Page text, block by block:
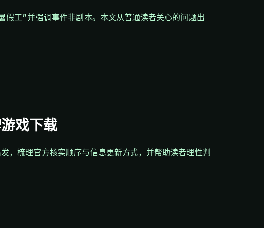
工”并强调事件非剧本。本文从普通读者关心的问题出
戏下载
，梳理官方核实顺序与信息更新方式，并帮助读者理性判